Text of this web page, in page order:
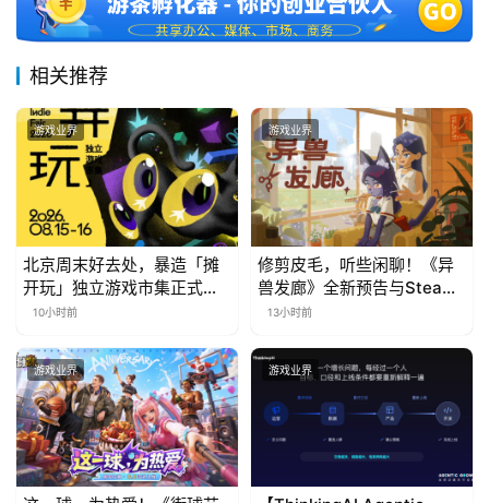
相关推荐
游戏业界
北京周末好去处，暴造「摊
开玩」独立游戏市集正式开
票！
10小时前
游戏业界
修剪皮毛，听些闲聊！《异
兽发廊》全新预告与Steam
免费试玩公开
13小时前
游戏业界 游戏业界